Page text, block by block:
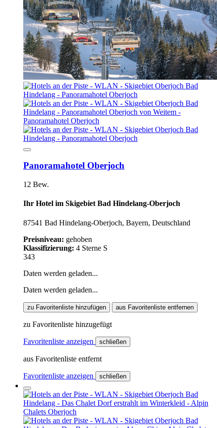
Panoramahotel Oberjoch
12 Bew.
Ihr Hotel im Skigebiet Bad Hindelang-Oberjoch
87541 Bad Hindelang-Oberjoch, Bayern, Deutschland
Preisniveau: gehoben
Klassifizierung: 4 Sterne S
343
Daten werden geladen...
Daten werden geladen...
zu Favoritenliste hinzufügen aus Favoritenliste entfernen
zu Favoritenliste hinzugefügt
Favoritenliste anzeigen schließen
aus Favoritenliste entfernt
Favoritenliste anzeigen schließen